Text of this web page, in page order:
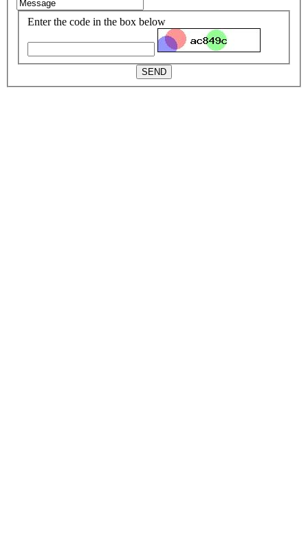
Enter the code in the box below
SEND